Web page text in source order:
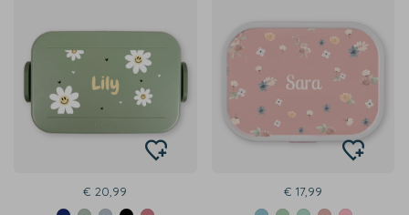
€ 20,99 € 17,99